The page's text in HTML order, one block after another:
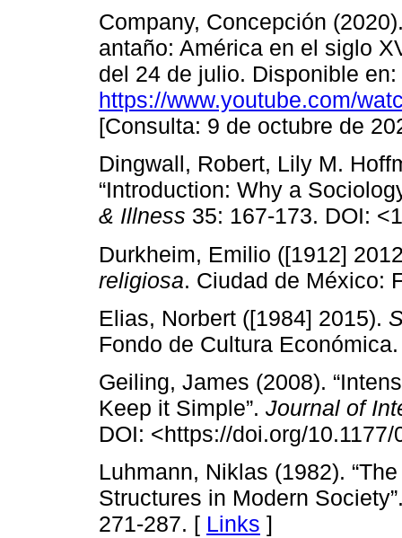
Company, Concepción
antaño: América en el siglo
del 24 de julio. Disponible
https://www.youtube.com/
[Consulta: 9 de octubre de
Dingwall, Robert, Lily M.
“Introduction: Why a
& Illness 35: 167-173. DOI:
Durkheim, Emilio ([1912]
religiosa. Ciudad de México:
Elias, Norbert ([1984] 2015).
Fondo de Cultura
Geiling, James (2008).
Keep it Simple”. Journal of
DOI: <https://doi.org/
Luhmann, Niklas (1982).
Structures in Modern
271-287. [ Links ]